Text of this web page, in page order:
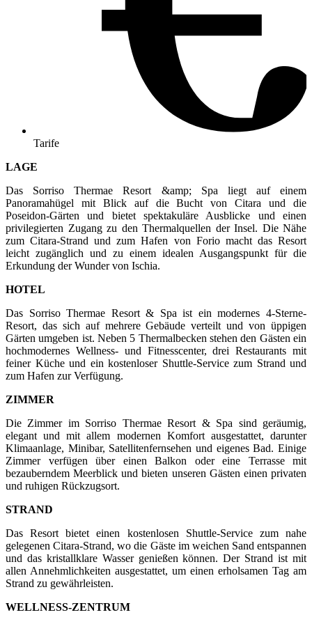
Tarife
LAGE
Das Sorriso Thermae Resort &amp; Spa liegt auf einem
Panoramahügel mit Blick auf die Bucht von Citara und die
Poseidon-Gärten und bietet spektakuläre Ausblicke und einen
privilegierten Zugang zu den Thermalquellen der Insel. Die Nähe
zum Citara-Strand und zum Hafen von Forio macht das Resort
leicht zugänglich und zu einem idealen Ausgangspunkt für die
Erkundung der Wunder von Ischia.
HOTEL
Das Sorriso Thermae Resort & Spa ist ein modernes 4-Sterne-
Resort, das sich auf mehrere Gebäude verteilt und von üppigen
Gärten umgeben ist. Neben 5 Thermalbecken stehen den Gästen ein
hochmodernes Wellness- und Fitnesscenter, drei Restaurants mit
feiner Küche und ein kostenloser Shuttle-Service zum Strand und
zum Hafen zur Verfügung.
ZIMMER
Die Zimmer im Sorriso Thermae Resort & Spa sind geräumig,
elegant und mit allem modernen Komfort ausgestattet, darunter
Klimaanlage, Minibar, Satellitenfernsehen und eigenes Bad. Einige
Zimmer verfügen über einen Balkon oder eine Terrasse mit
bezauberndem Meerblick und bieten unseren Gästen einen privaten
und ruhigen Rückzugsort.
STRAND
Das Resort bietet einen kostenlosen Shuttle-Service zum nahe
gelegenen Citara-Strand, wo die Gäste im weichen Sand entspannen
und das kristallklare Wasser genießen können. Der Strand ist mit
allen Annehmlichkeiten ausgestattet, um einen erholsamen Tag am
Strand zu gewährleisten.
WELLNESS-ZENTRUM